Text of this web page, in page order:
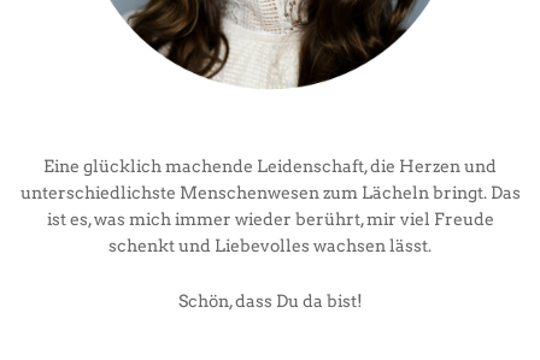
Eine glücklich machende Leidenschaft, die Herzen und
unterschiedlichste Menschenwesen zum Lächeln bringt. Das
ist es, was mich immer wieder berührt, mir viel Freude
schenkt und Liebevolles wachsen lässt.
Schön, dass Du da bist!